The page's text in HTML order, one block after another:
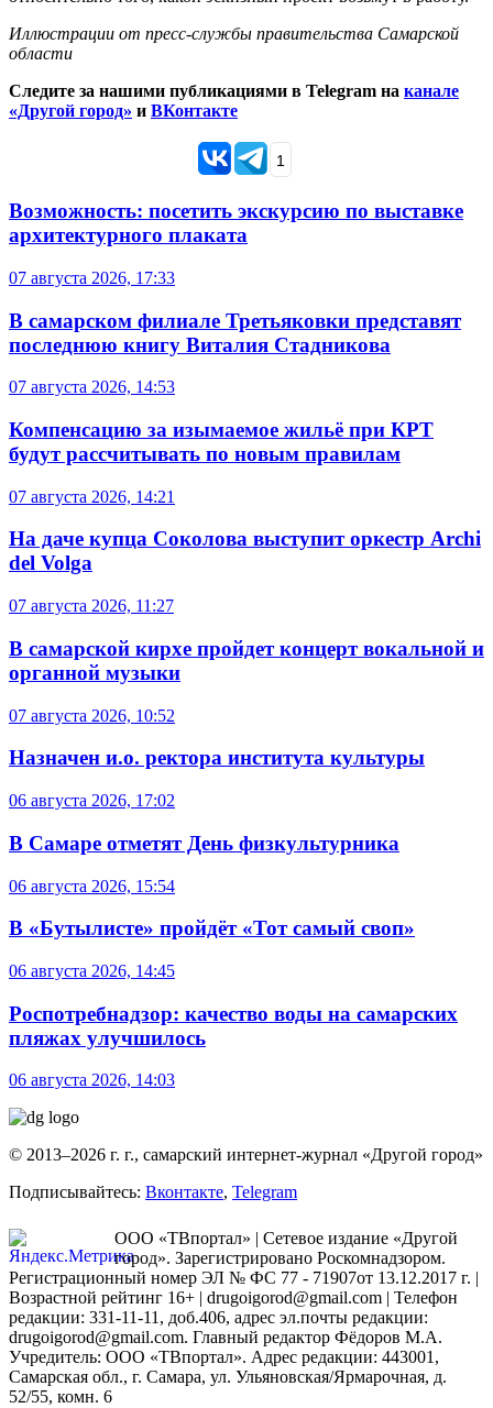
Иллюстрации от пресс-службы правительства Самарской
области
Следите за нашими публикациями в Telegram на канале
«Другой город» и ВКонтакте
1
Возможность: посетить экскурсию по выставке
архитектурного плаката
07 августа 2026, 17:33
В самарском филиале Третьяковки представят
последнюю книгу Виталия Стадникова
07 августа 2026, 14:53
Компенсацию за изымаемое жильё при КРТ
будут рассчитывать по новым правилам
07 августа 2026, 14:21
На даче купца Соколова выступит оркестр Archi
del Volga
07 августа 2026, 11:27
В самарской кирхе пройдет концерт вокальной и
органной музыки
07 августа 2026, 10:52
Назначен и.о. ректора института культуры
06 августа 2026, 17:02
В Самаре отметят День физкультурника
06 августа 2026, 15:54
В «Бутылисте» пройдёт «Тот самый своп»
06 августа 2026, 14:45
Роспотребнадзор: качество воды на самарских
пляжах улучшилось
06 августа 2026, 14:03
© 2013–2026 г. г., самарский интернет-журнал «Другой город»
Подписывайтесь: Вконтакте, Telegram
ООО «ТВпортал» | Сетевое издание «Другой
город». Зарегистрировано Роскомнадзором.
Регистрационный номер ЭЛ № ФС 77 - 71907от 13.12.2017 г. |
Возрастной рейтинг 16+ | drugoigorod@gmail.com | Телефон
редакции: 331-11-11, доб.406, адрес эл.почты редакции:
drugoigorod@gmail.com. Главный редактор Фёдоров М.А.
Учредитель: ООО «ТВпортал». Адрес редакции: 443001,
Самарская обл., г. Самара, ул. Ульяновская/Ярмарочная, д.
52/55, комн. 6